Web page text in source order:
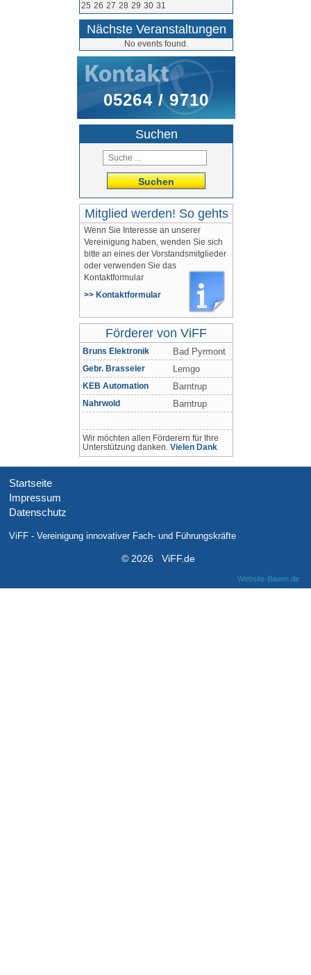
25 26 27 28 29 30 31
Nächste Veranstaltungen
No events found.
05264 / 9710
Suchen
Suchen
Mitglied werden! So gehts
Wenn Sie Interesse an unserer
Vereinigung haben, wenden Sie sich
bitte an eines der Vorstandsmitglieder
oder verwenden Sie das
Kontaktformular
>> Kontaktformular
Förderer von ViFF
Bruns Elektronik Bad Pyrmont
Gebr. Brasseler Lemgo
KEB Automation Barntrup
Nahrwold Barntrup
Wir möchten allen Förderern für Ihre
Unterstützung danken. Vielen Dank
Startseite
Impressum
Datenschutz
ViFF - Vereinigung innovativer Fach- und Führungskräfte
© 2026 ViFF.de
Website-Bauen.de